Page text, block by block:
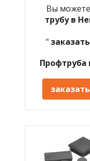
Вы можете
трубу в
"
Профтруба